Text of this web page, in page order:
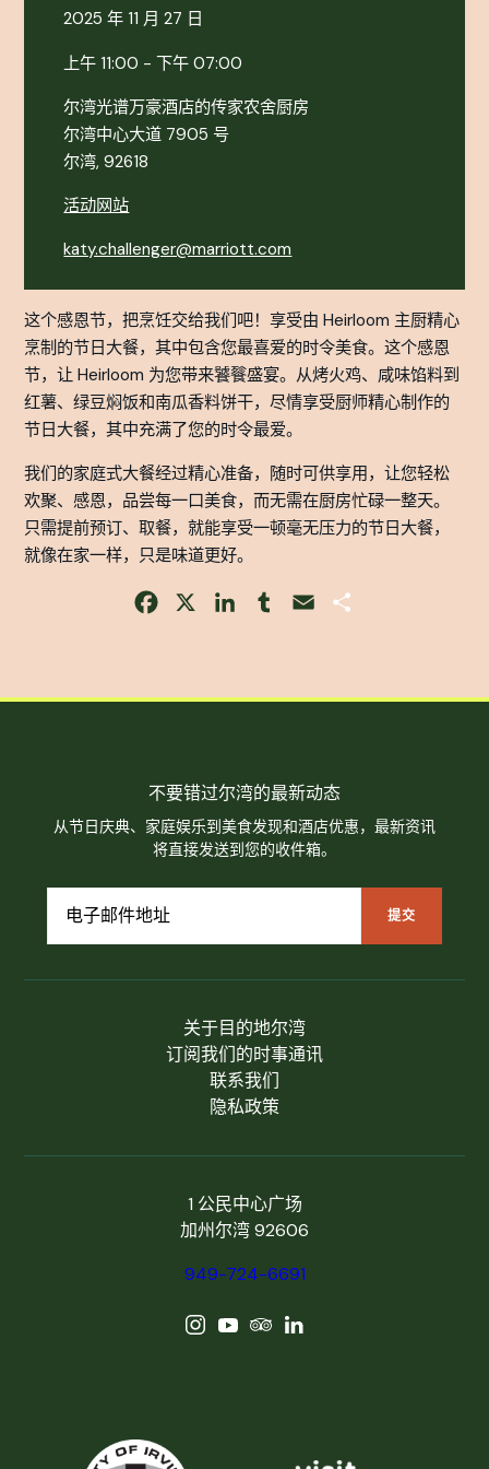
2025 年 11 月 27 日
上午 11:00 - 下午 07:00
尔湾光谱万豪酒店的传家农舍厨房
尔湾中心大道 7905 号
尔湾, 92618
活动网站
katy.challenger@marriott.com
这个感恩节，把烹饪交给我们吧！享受由 Heirloom 主厨精心
烹制的节日大餐，其中包含您最喜爱的时令美食。这个感恩
节，让 Heirloom 为您带来饕餮盛宴。从烤火鸡、咸味馅料到
红薯、绿豆焖饭和南瓜香料饼干，尽情享受厨师精心制作的
节日大餐，其中充满了您的时令最爱。
我们的家庭式大餐经过精心准备，随时可供享用，让您轻松
欢聚、感恩，品尝每一口美食，而无需在厨房忙碌一整天。
只需提前预订、取餐，就能享受一顿毫无压力的节日大餐，
就像在家一样，只是味道更好。
Facebook LinkedInTumblrEmail
关于目的地尔湾
订阅我们的时事通讯
联系我们
隐私政策
1 公民中心广场
加州尔湾 92606
949-724-6691
不要错过尔湾的最新动态
从节日庆典、家庭娱乐到美食发现和酒店优惠，最新资讯
将直接发送到您的收件箱。